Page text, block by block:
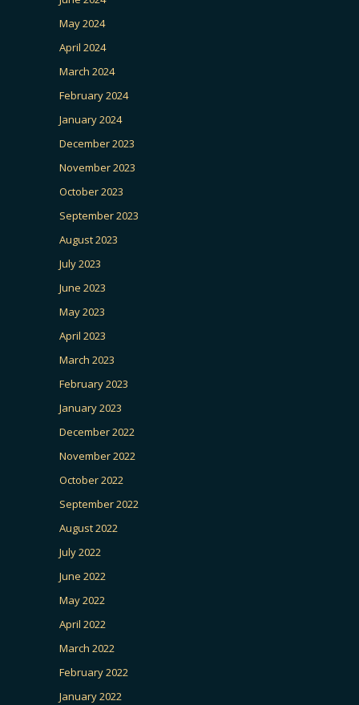
May 2024
April 2024
March 2024
February 2024
January 2024
December 2023
November 2023
October 2023
September 2023
August 2023
July 2023
June 2023
May 2023
April 2023
March 2023
February 2023
January 2023
December 2022
November 2022
October 2022
September 2022
August 2022
July 2022
June 2022
May 2022
April 2022
March 2022
February 2022
January 2022